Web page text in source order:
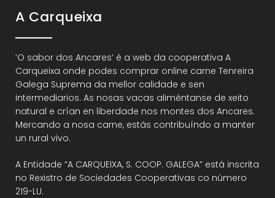
A Carqueixa
‘O sabor dos Ancares’ é a web da cooperativa A
Carqueixa onde podes comprar online carne Tenreira
Galega Suprema da mellor calidade e sen
intermediarios. As nosas vacas aliméntanse de xeito
natural e crían en liberdade nos montes dos Ancares.
Mercando a nosa carne, estás contribuíndo a manter
un rural vivo.
A Entidade “A CARQUEIXA, S. COOP. GALEGA” está inscrita
no Rexistro de Sociedades Cooperativas co número
219-LU.